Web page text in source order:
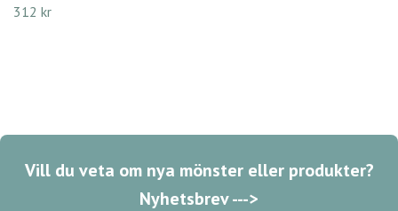
312 kr
Vill du veta om nya mönster eller produkter?
Nyhetsbrev --->